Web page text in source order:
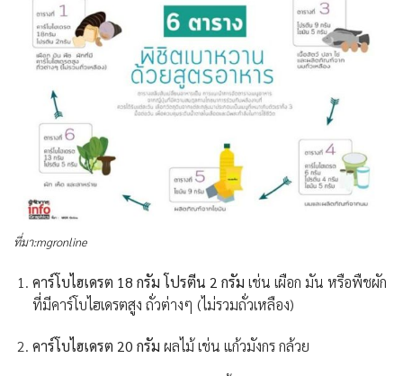
ที่มา:mgronline
คาร์โบไฮเดรต 18 กรัม โปรตีน 2 กรัม เช่น เผือก มัน หรือพืชผัก
ที่มีคาร์โบไฮเดรตสูง ถั่วต่างๆ (ไม่รวมถั่วเหลือง)
คาร์โบไฮเดรต 20 กรัม ผลไม้ เช่น แก้วมังกร กล้วย